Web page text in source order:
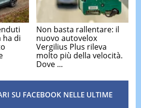
ha di
Non basta rallentare: il
nuovo autovelox
Vergilius Plus rileva
molto più della velocità.
Dove ...
SU FACEBOOK NELLE ULTIME